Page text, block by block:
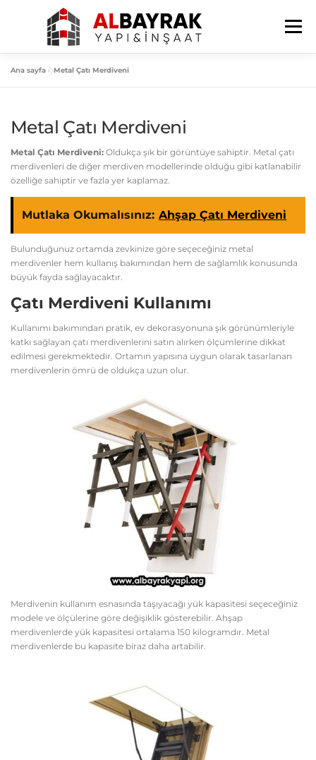
Menü
BLOG İLETIŞIM
Ana sayfa »Metal Çatı Merdiveni
Metal Çatı Merdiveni
Metal Çatı Merdiveni: Oldukça şık bir görüntüye sahiptir. Metal çatı
merdivenleri de diğer merdiven modellerinde olduğu gibi katlanabilir
özelliğe sahiptir ve fazla yer kaplamaz.
Mutlaka Okumalısınız: Ahşap Çatı Merdiveni
Bulunduğunuz ortamda zevkinize göre seçeceğiniz metal
merdivenler hem kullanış bakımından hem de sağlamlık konusunda
büyük fayda sağlayacaktır.
Çatı Merdiveni Kullanımı
Kullanımı bakımından pratik, ev dekorasyonuna şık görünümleriyle
katkı sağlayan çatı merdivenlerini satın alırken ölçümlerine dikkat
edilmesi gerekmektedir. Ortamın yapısına uygun olarak tasarlanan
merdivenlerin ömrü de oldukça uzun olur.
Merdivenin kullanım esnasında taşıyacağı yük kapasitesi seçeceğiniz
modele ve ölçülerine göre değişiklik gösterebilir. Ahşap
merdivenlerde yük kapasitesi ortalama 150 kilogramdır. Metal
merdivenlerde bu kapasite biraz daha artabilir.